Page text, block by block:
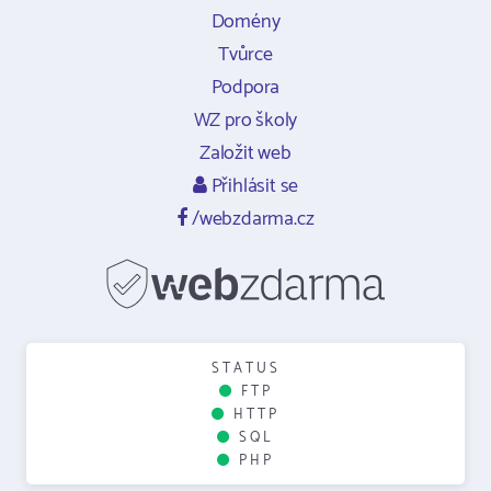
Domény
Tvůrce
Podpora
WZ pro školy
Založit web
Přihlásit se
/webzdarma.cz
STATUS
FTP
HTTP
SQL
PHP